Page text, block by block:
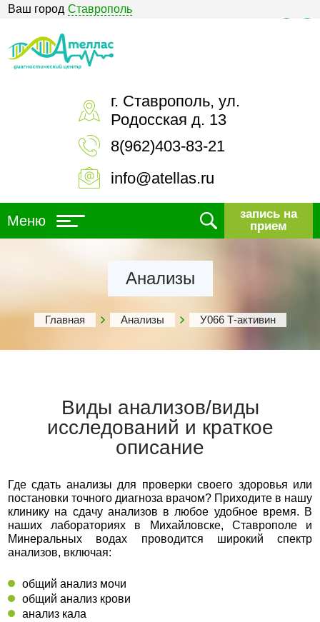
Ваш город Ставрополь
г. Ставрополь, ул.
Родосская д. 13
8(962)403-83-21
info@atellas.ru
Меню
запись на
прием
Анализы
Главная Анализы У066 Т-активин
Виды анализов/виды
исследований и краткое
описание
Где сдать анализы для проверки своего здоровья или
постановки точного диагноза врачом? Приходите в нашу
клинику на сдачу анализов в любое удобное время. В
наших лабораториях в Михайловске, Ставрополе и
Минеральных водах проводится широкий спектр
анализов, включая:
общий анализ мочи
общий анализ крови
анализ кала